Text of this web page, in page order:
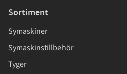
Sortiment
Symaskiner
Symaskinstillbehör
Tyger